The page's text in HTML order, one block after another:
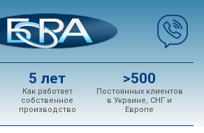
5 лет
Как работает
собственное
производство
>500
Постоянных клиентов
в Украине, СНГ и
Европе